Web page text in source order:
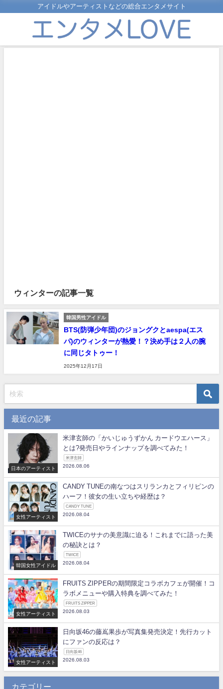
アイドルやアーティストなどの総合エンタメサイト
ウィンターの記事一覧
韓国男性アイドル
BTS(防弾少年団)のジョングクとaespa(エス
パ)のウィンターが熱愛！？決め手は２人の腕
に同じタトゥー！
2025年12月17日
最近の記事
日本のアーティスト
米津玄師の「かいじゅうずかん カードウエハース」
とは?発売日やラインナップを調べてみた！
米津玄師
2026.08.06
女性アーティスト
CANDY TUNEの南なつはスリランカとフィリピンの
ハーフ！彼女の生い立ちや経歴は？
CANDY TUNE
2026.08.04
韓国女性アイドル
TWICEのサナの美意識に迫る！これまでに語った美
の秘訣とは？
TWICE
2026.08.04
女性アーティスト
FRUITS ZIPPERの期間限定コラボカフェが開催！コ
ラボメニューや購入特典を調べてみた！
FRUITS ZIPPER
2026.08.03
女性アーティスト
日向坂46の藤嶌果歩が写真集発売決定！先行カット
にファンの反応は？
日向坂46
2026.08.03
カテゴリー